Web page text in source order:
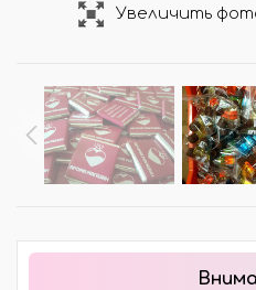
Увеличить